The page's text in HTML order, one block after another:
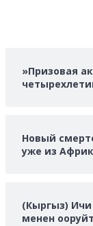
»Призовая
Новый
уже из
(Кыргыз) Ичи
менен